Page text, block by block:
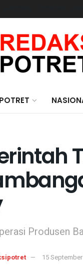
POTRET
Produsen
15